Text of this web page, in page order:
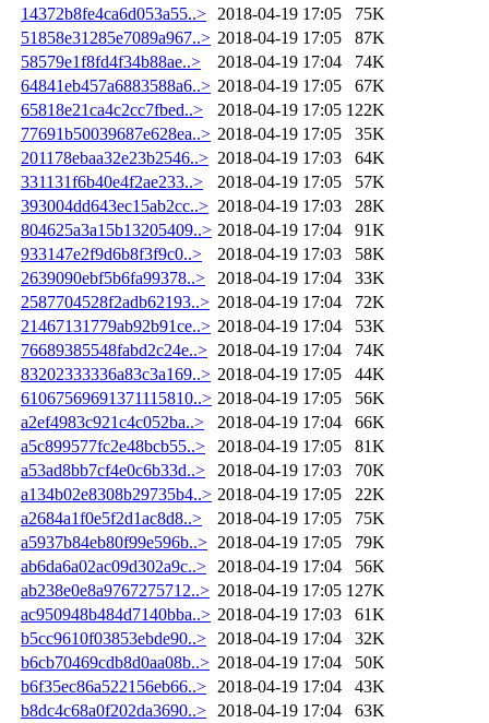
14372b8fe4ca6d053a55..>
2018-04-19 17:05
75K
51858e31285e7089a967..> 2018-04-19 17:05
87K
58579e1f8fd4f34b88ae..>
2018-04-19 17:04
74K
64841eb457a6883588a6..> 2018-04-19 17:05
67K
65818e21ca4c2cc7fbed..>
2018-04-19 17:05 122K
77691b50039687e628ea..> 2018-04-19 17:05
35K
201178ebaa32e23b2546..> 2018-04-19 17:03
64K
331131f6b40e4f2ae233..>
2018-04-19 17:05
57K
393004dd643ec15ab2cc..> 2018-04-19 17:03
28K
804625a3a15b13205409..> 2018-04-19 17:04
91K
933147e2f9d6b8f3f9c0..>
2018-04-19 17:03
58K
2639090ebf5b6fa99378..>
2018-04-19 17:04
33K
2587704528f2adb62193..> 2018-04-19 17:04
72K
21467131779ab92b91ce..> 2018-04-19 17:04
53K
76689385548fabd2c24e..> 2018-04-19 17:04
74K
83202333336a83c3a169..> 2018-04-19 17:05
44K
61067569691371115810..> 2018-04-19 17:05
56K
a2ef4983c921c4c052ba..>
2018-04-19 17:04
66K
a5c899577fc2e48bcb55..>
2018-04-19 17:05
81K
a53ad8bb7cf4e0c6b33d..>
2018-04-19 17:03
70K
a134b02e8308b29735b4..> 2018-04-19 17:05
22K
a2684a1f0e5f2d1ac8d8..>
2018-04-19 17:05
75K
a5937b84eb80f99e596b..> 2018-04-19 17:05
79K
ab6da6a02ac09d302a9c..>
2018-04-19 17:04
56K
ab238e0e8a9767275712..> 2018-04-19 17:05 127K
ac950948b484d7140bba..> 2018-04-19 17:03
61K
b5cc9610f03853ebde90..>
2018-04-19 17:04
32K
b6cb70469cdb8d0aa08b..> 2018-04-19 17:04
50K
b6f35ec86a522156eb66..>
2018-04-19 17:04
43K
b8dc4c68a0f202da3690..>
2018-04-19 17:04
63K